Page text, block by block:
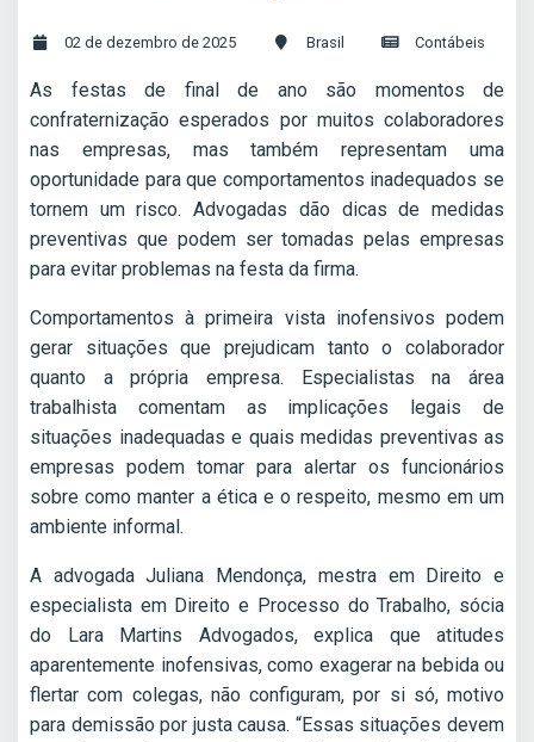
02 de dezembro de 2025 Brasil Contábeis
As festas de final de ano são momentos de
confraternização esperados por muitos colaboradores
nas empresas, mas também representam uma
oportunidade para que comportamentos inadequados se
tornem um risco. Advogadas dão dicas de medidas
preventivas que podem ser tomadas pelas empresas
para evitar problemas na festa da firma.
Comportamentos à primeira vista inofensivos podem
gerar situações que prejudicam tanto o colaborador
quanto a própria empresa. Especialistas na área
trabalhista comentam as implicações legais de
situações inadequadas e quais medidas preventivas as
empresas podem tomar para alertar os funcionários
sobre como manter a ética e o respeito, mesmo em um
ambiente informal.
A advogada Juliana Mendonça, mestra em Direito e
especialista em Direito e Processo do Trabalho, sócia
do Lara Martins Advogados, explica que atitudes
aparentemente inofensivas, como exagerar na bebida ou
flertar com colegas, não configuram, por si só, motivo
para demissão por justa causa. “Essas situações devem